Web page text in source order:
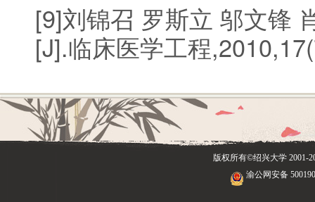
[9]刘锦召 罗斯立 邬文锋
[J].临床医学工程
版权所有©绍兴大学 2001-
渝公网安备